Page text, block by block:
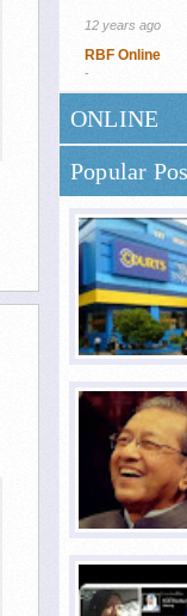
12 years ago
RBF Online
-
ONLINE
Popular